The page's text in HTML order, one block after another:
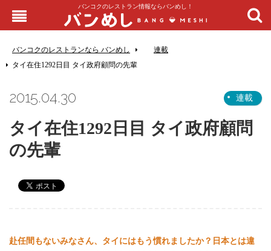
バンコクのレストラン情報ならバンめし！
バンコクのレストランなら バンめし
連載
タイ在住1292日目 タイ政府顧問の先輩
2015.04.30 連載
タイ在住1292日目 タイ政府顧問
の先輩
赴任間もないみなさん、タイにはもう慣れましたか？日本とは違